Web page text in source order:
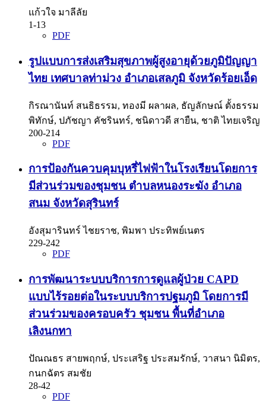
แก้วใจ มาลีลัย
1-13
PDF
รูปแบบการส่งเสริมสุขภาพผู้สูงอายุด้วยภูมิปัญญา
ไทย เทศบาลท่าม่วง อำเภอเสลภูมิ จังหวัดร้อยเอ็ด
กิรณานันท์ สนธิธรรม, ทองมี ผลาผล, ธัญลักษณ์ ตั้งธรรม
พิทักษ์, ปภัชญา คัชรินทร์, ชนิดาวดี สายืน, ชาติ ไทยเจริญ
200-214
PDF
การป้องกันควบคุมบุหรี่ไฟฟ้าในโรงเรียนโดยการ
มีส่วนร่วมของชุมชน ตำบลหนองระฆัง อำเภอ
สนม จังหวัดสุรินทร์
อังสุมารินทร์ ไชยราช, พิมพา ประทิพย์เนตร
229-242
PDF
การพัฒนาระบบบริการการดูแลผู้ป่วย CAPD
แบบไร้รอยต่อในระบบบริการปฐมภูมิ โดยการมี
ส่วนร่วมของครอบครัว ชุมชน พื้นที่อำเภอ
เลิงนกทา
ปัณณธร สายพฤกษ์, ประเสริฐ ประสมรักษ์, วาสนา นิมิตร,
กนกฉัตร สมชัย
28-42
PDF